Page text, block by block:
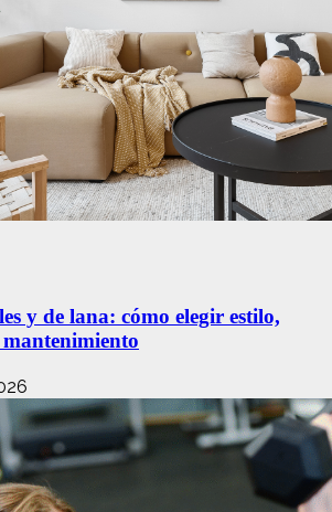
y de lana: cómo elegir estilo,